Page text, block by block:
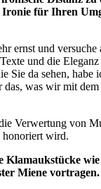
Ironie für Ihren
ernst und versuche
und die Eleganz
Sie da sehen, habe
das, was wir mit dem
Verwertung von
honoriert wird.
Klamaukstücke wie
Miene vortragen.